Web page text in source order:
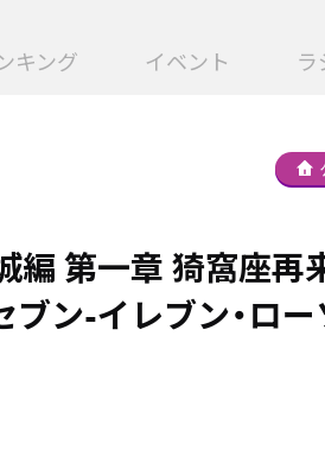
キング イベント ラ
編 第一章 猗窩座再
ン-イレブン・ロ